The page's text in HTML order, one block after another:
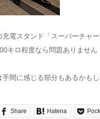
充電スタンド「スーパーチャ
キロ程度なら問題ありませ
手間に感じる部分もあるかも
Share Hatena